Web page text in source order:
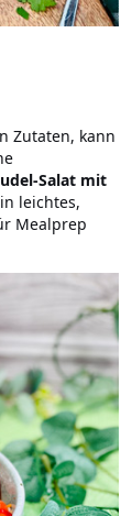
Zutaten, kann
Salat mit
leichtes,
Mealprep